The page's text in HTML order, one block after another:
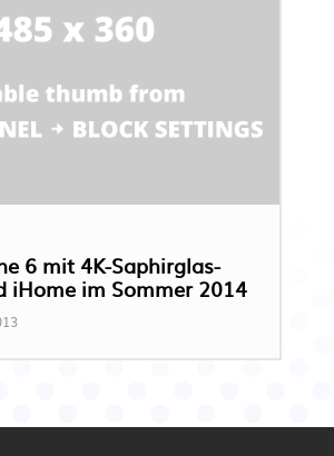
6 mit 4K-Saphirglas-
iHome im Sommer 2014